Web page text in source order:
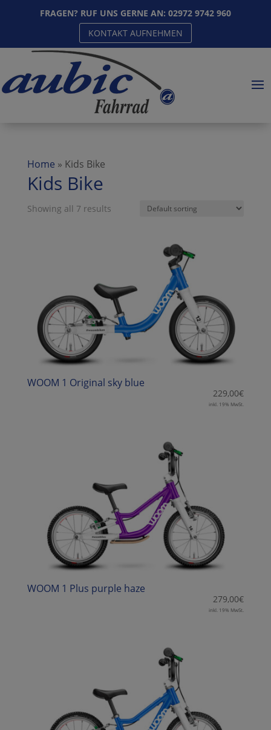
FRAGEN? RUF UNS GERNE AN: 02972 9742 960
KONTAKT AUFNEHMEN
Home » Kids Bike
Kids Bike
Showing all 7 results
WOOM 1 Original sky blue
229,00€
inkl. 19% MwSt.
WOOM 1 Plus purple haze
279,00€
inkl. 19% MwSt.